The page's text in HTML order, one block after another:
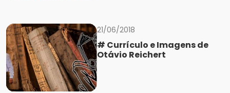
21/06/2018
# Currículo e Imagens de
Otávio Reichert